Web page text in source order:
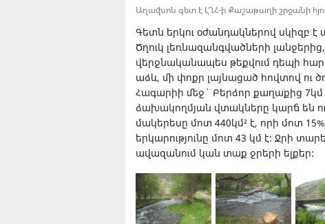
Աղավնոն գետ է ԼՂՀ-ի Քաշաթաղի շրջանի
Գետն երկու օժանդակներով սկիզբ
Ծղուկ լեռնազանգվածների
վերջնականապես թեքվում դեպի
աձև, մի փոքր լայնացած հովտով ու
Հագարիի մեջ` Բերձոր քաղաքից
ձախակողմյան վտակները կարճ են
մակերեսը մոտ 440կմ² է, որի մոտ
երկարությունը մոտ 43 կմ է: Ջրի
ավազանում կան տաք ջրերի ելքեր: